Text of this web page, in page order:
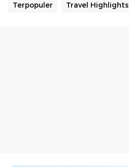
Terpopuler Travel Highlights